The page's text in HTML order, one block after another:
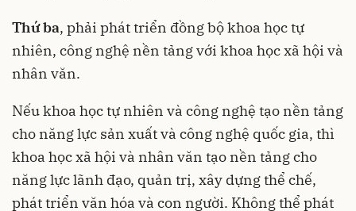
Thứ ba, phải phát triển đồng bộ khoa học tự
nhiên, công nghệ nền tảng với khoa học xã hội và
nhân văn.
Nếu khoa học tự nhiên và công nghệ tạo nền tảng
cho năng lực sản xuất và công nghệ quốc gia, thì
khoa học xã hội và nhân văn tạo nền tảng cho
năng lực lãnh đạo, quản trị, xây dựng thể chế,
phát triển văn hóa và con người. Không thể phát